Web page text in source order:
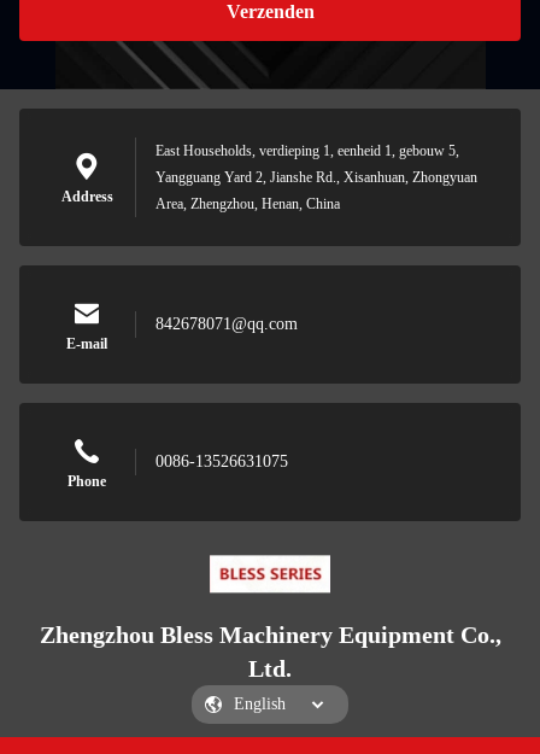
Verzenden
Address
East Households, verdieping 1, eenheid 1, gebouw 5,
Yangguang Yard 2, Jianshe Rd., Xisanhuan, Zhongyuan
Area, Zhengzhou, Henan, China
E-mail
842678071@qq.com
Phone
0086-13526631075
Zhengzhou Bless Machinery Equipment Co.,
Ltd.